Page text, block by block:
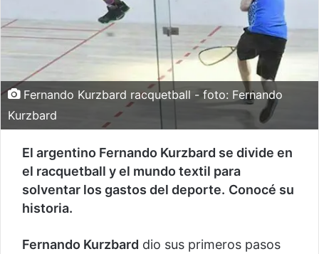
Fernando Kurzbard racquetball - foto: Fernando
Kurzbard
El argentino Fernando Kurzbard se divide en
el racquetball y el mundo textil para
solventar los gastos del deporte. Conocé su
historia.
Fernando Kurzbard dio sus primeros pasos